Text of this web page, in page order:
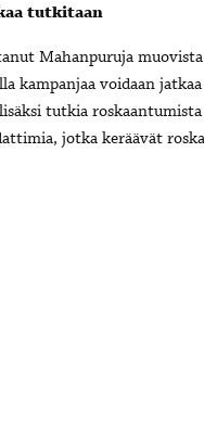
tutkitaan
Mahanpuruja muovista
kampanjaa voidaan
tutkia
jotka keräävät